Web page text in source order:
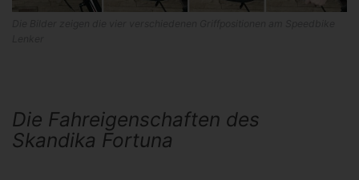
Die Fahreigenschaften des
Skandika Fortuna